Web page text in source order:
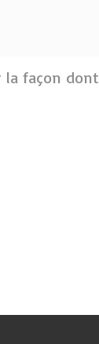
la façon dont